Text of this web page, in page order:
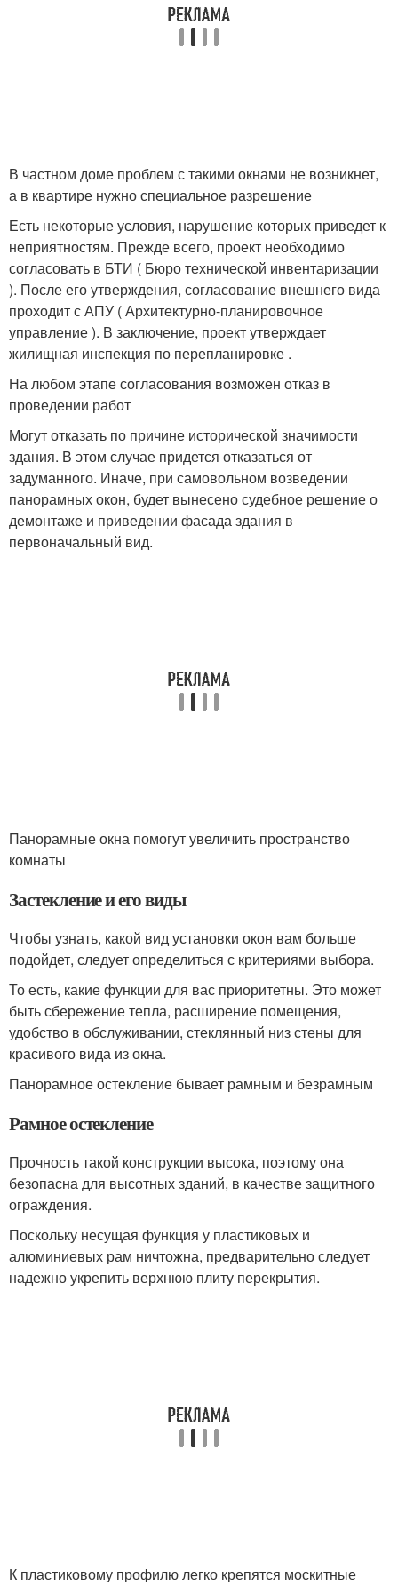
В частном доме проблем с такими окнами не возникнет,
а в квартире нужно специальное разрешение
Есть некоторые условия, нарушение которых приведет к
неприятностям. Прежде всего, проект необходимо
согласовать в БТИ ( Бюро технической инвентаризации
). После его утверждения, согласование внешнего вида
проходит с АПУ ( Архитектурно-планировочное
управление ). В заключение, проект утверждает
жилищная инспекция по перепланировке .
На любом этапе согласования возможен отказ в
проведении работ
Могут отказать по причине исторической значимости
здания. В этом случае придется отказаться от
задуманного. Иначе, при самовольном возведении
панорамных окон, будет вынесено судебное решение о
демонтаже и приведении фасада здания в
первоначальный вид.
Панорамные окна помогут увеличить пространство
комнаты
Застекление и его виды
Чтобы узнать, какой вид установки окон вам больше
подойдет, следует определиться с критериями выбора.
То есть, какие функции для вас приоритетны. Это может
быть сбережение тепла, расширение помещения,
удобство в обслуживании, стеклянный низ стены для
красивого вида из окна.
Панорамное остекление бывает рамным и безрамным
Рамное остекление
Прочность такой конструкции высока, поэтому она
безопасна для высотных зданий, в качестве защитного
ограждения.
Поскольку несущая функция у пластиковых и
алюминиевых рам ничтожна, предварительно следует
надежно укрепить верхнюю плиту перекрытия.
К пластиковому профилю легко крепятся москитные